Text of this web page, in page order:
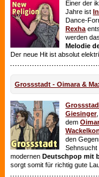
Einer der
Jahre ist
Dance-
Rexha
werden
Melodie
Der neue Hit ist absolut
Grossstadt - Oimara &
Giesinger
dem
den
Sehnsucht
modernen Deutschpop mit
sorgt somit für richtig gute